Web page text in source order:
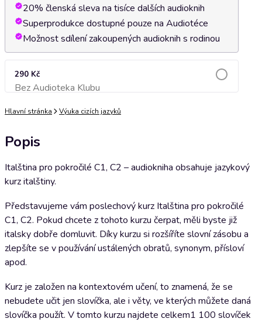
20% členská sleva na tisíce dalších audioknih
Superprodukce dostupné pouze na Audiotéce
Možnost sdílení zakoupených audioknih s rodinou
290 Kč
Bez Audioteka KlubuPřidat do košíku
Hlavní stránka Výuka cizích jazyků
Popis
Italština pro pokročilé C1, C2 – audiokniha obsahuje jazykový
kurz italštiny.
Představujeme vám poslechový kurz Italština pro pokročilé
C1, C2. Pokud chcete z tohoto kurzu čerpat, měli byste již
italsky dobře domluvit. Díky kurzu si rozšíříte slovní zásobu a
zlepšíte se v používání ustálených obratů, synonym, přísloví
apod.
Kurz je založen na kontextovém učení, to znamená, že se
nebudete učit jen slovíčka, ale i věty, ve kterých můžete daná
slovíčka použít. V tomto kurzu najdete celkem1 100 slovíček